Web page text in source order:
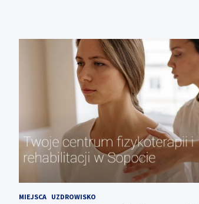
MIEJSCA UZDROWISKO